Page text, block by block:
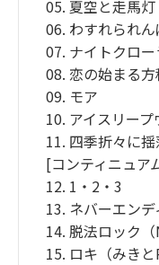
05. 夏空と走馬灯
06. わすれられ
07. ナイトクロー
08. 恋の始まる方
09. モア
10. アイスリープ
11. 四季折々に
[コンティニュア
12. 1・2・3
13. ネバーエン
14. 脱法ロック（
15. ロキ（みきと